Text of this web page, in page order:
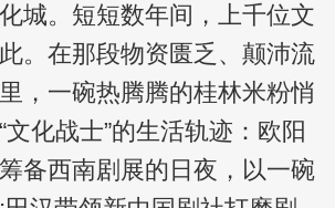
城。短短数年间，上千位文
。在那段物资匮乏、颠沛流
，一碗热腾腾的桂林米粉悄
化战士”的生活轨迹：欧阳
备西南剧展的日夜，以一碗